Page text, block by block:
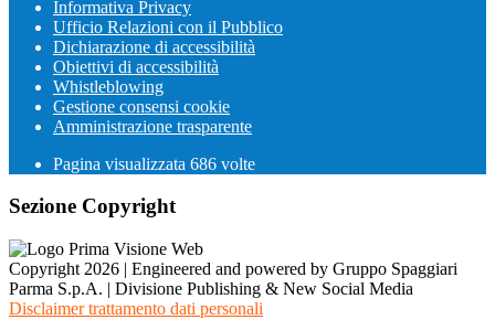
Informativa Privacy
Ufficio Relazioni con il Pubblico
Dichiarazione di accessibilità
Obiettivi di accessibilità
Whistleblowing
Gestione consensi cookie
Amministrazione trasparente
Pagina visualizzata 686 volte
Sezione Copyright
Copyright 2026 | Engineered and powered by Gruppo Spaggiari
Parma S.p.A. | Divisione Publishing & New Social Media
Disclaimer trattamento dati personali